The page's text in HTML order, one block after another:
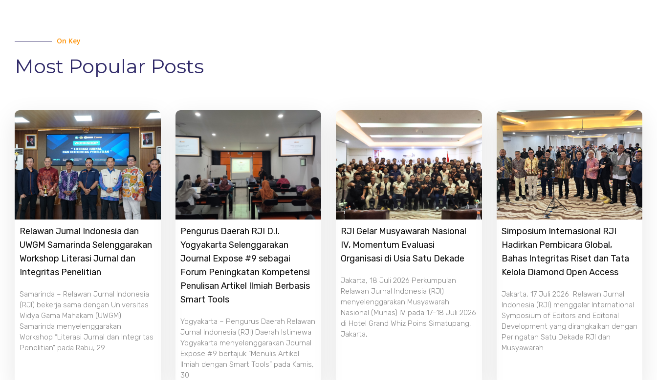
On Key
Most Popular Posts
Relawan Jurnal Indonesia dan
UWGM Samarinda Selenggarakan
Workshop Literasi Jurnal dan
Integritas Penelitian
Samarinda – Relawan Jurnal Indonesia
(RJI) bekerja sama dengan Universitas
Widya Gama Mahakam (UWGM)
Samarinda menyelenggarakan
Workshop “Literasi Jurnal dan Integritas
Penelitian” pada Rabu, 29
Pengurus Daerah RJI D.I.
Yogyakarta Selenggarakan
Journal Expose #9 sebagai
Forum Peningkatan Kompetensi
Penulisan Artikel Ilmiah Berbasis
Smart Tools
Yogyakarta – Pengurus Daerah Relawan
Jurnal Indonesia (RJI) Daerah Istimewa
Yogyakarta menyelenggarakan Journal
Expose #9 bertajuk “Menulis Artikel
Ilmiah dengan Smart Tools” pada Kamis,
30
RJI Gelar Musyawarah Nasional
IV, Momentum Evaluasi
Organisasi di Usia Satu Dekade
Jakarta, 18 Juli 2026 Perkumpulan
Relawan Jurnal Indonesia (RJI)
menyelenggarakan Musyawarah
Nasional (Munas) IV pada 17–18 Juli 2026
di Hotel Grand Whiz Poins Simatupang,
Jakarta,
Simposium Internasional RJI
Hadirkan Pembicara Global,
Bahas Integritas Riset dan Tata
Kelola Diamond Open Access
Jakarta, 17 Juli 2026 Relawan Jurnal
Indonesia (RJI) menggelar International
Symposium of Editors and Editorial
Development yang dirangkaikan dengan
Peringatan Satu Dekade RJI dan
Musyawarah